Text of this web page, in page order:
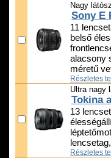
Nagy
Sony E
11
belső
alacsony
méretű
Részletes
Ultra nagy
Tokina
13
Részletes